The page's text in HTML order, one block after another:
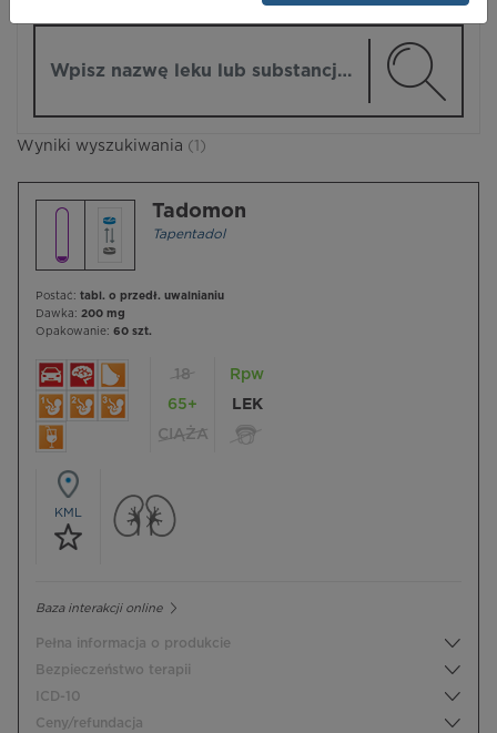
Wyniki wyszukiwania (1)
Tadomon
Tapentadol
Postać: tabl. o przedł. uwalnianiu
Dawka: 200 mg
Opakowanie: 60 szt.
18
65+
CIĄŻA
Rpw
LEK
KML
Baza interakcji online
Pełna informacja o produkcie
Bezpieczeństwo terapii
ICD-10
Ceny/refundacja